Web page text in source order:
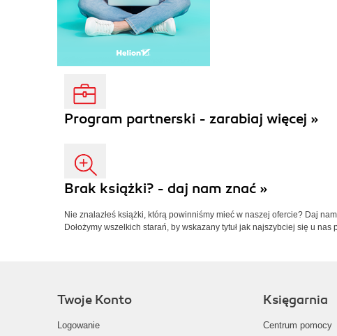
Program partnerski - zarabiaj więcej »
Brak książki? - daj nam znać »
Nie znalazłeś książki, którą powinniśmy mieć w naszej ofercie? Daj
Dołożymy wszelkich starań, by wskazany tytuł jak najszybciej się u nas
Twoje Konto
Logowanie
Księgarnia
Centrum pomocy